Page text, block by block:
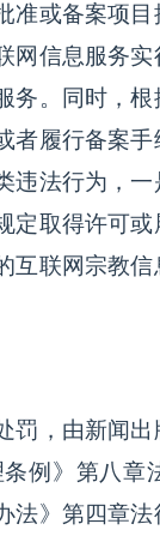
准或备案项
网信息服务
。同时，根
者履行备案
违法行为，
定取得许可
互联网宗教
罚，由新闻
例》第八章
法》第四章